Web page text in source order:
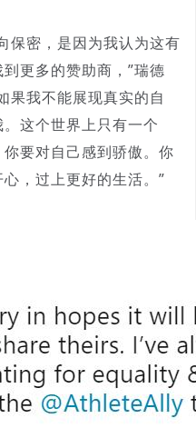
密，是因为我认为这有
更多的赞助商，”瑞德
果我不能展现真实的自
这个世界上只有一个
要对自己感到骄傲。你
，过上更好的生活。”